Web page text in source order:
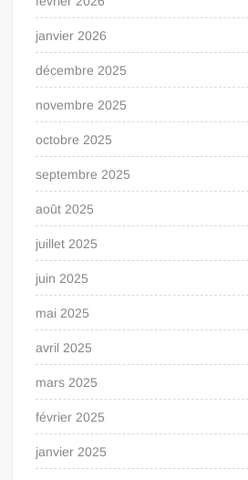
janvier 2026
décembre 2025
novembre 2025
octobre 2025
septembre 2025
août 2025
juillet 2025
juin 2025
mai 2025
avril 2025
mars 2025
février 2025
janvier 2025